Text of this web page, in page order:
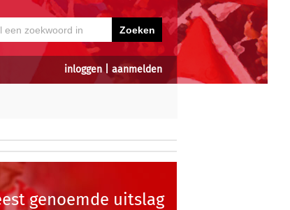
inloggen| aanmelden
genoemde uitslag